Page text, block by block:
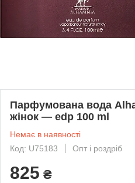
Парфумована вода
жінок — edp 100 ml
Немає в наявності
Код: U75183
Опт і роздріб
825 ₴